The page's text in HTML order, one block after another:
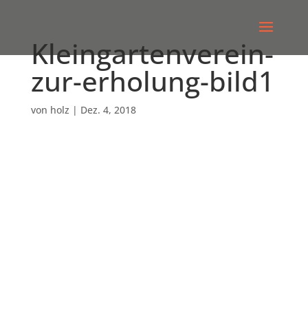
Kleingartenverein-
zur-erholung-bild1
von holz | Dez. 4, 2018